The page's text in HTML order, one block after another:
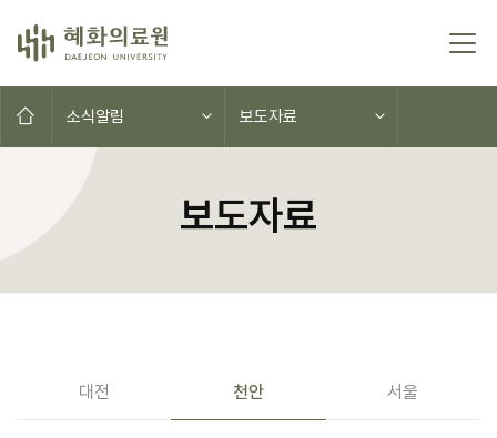
콘텐츠로 이동
홈으로소식알림 보도자료
보도자료
공지사항(대전,천안,서울)
대전 천안 서울